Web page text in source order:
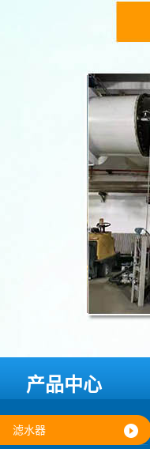
产品中心
滤水器